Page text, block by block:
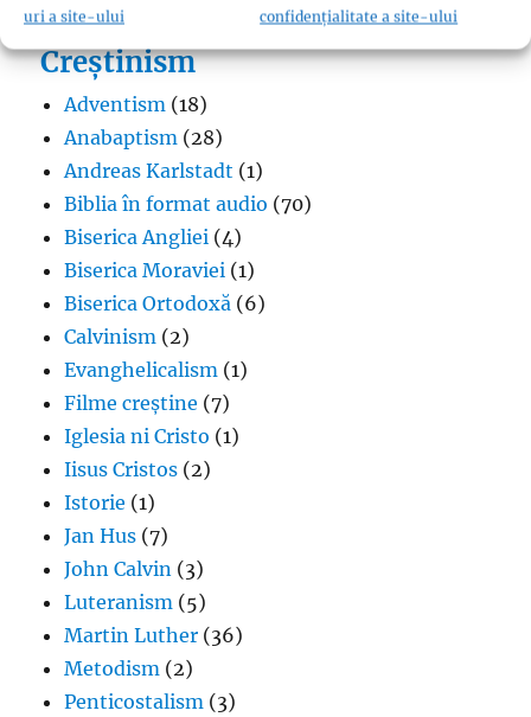
uri a site-ului
confidențialitate a site-ului
Creștinism
Adventism (18)
Anabaptism (28)
Andreas Karlstadt (1)
Biblia în format audio (70)
Biserica Angliei (4)
Biserica Moraviei (1)
Biserica Ortodoxă (6)
Calvinism (2)
Evanghelicalism (1)
Filme creștine (7)
Iglesia ni Cristo (1)
Iisus Cristos (2)
Istorie (1)
Jan Hus (7)
John Calvin (3)
Luteranism (5)
Martin Luther (36)
Metodism (2)
Penticostalism (3)